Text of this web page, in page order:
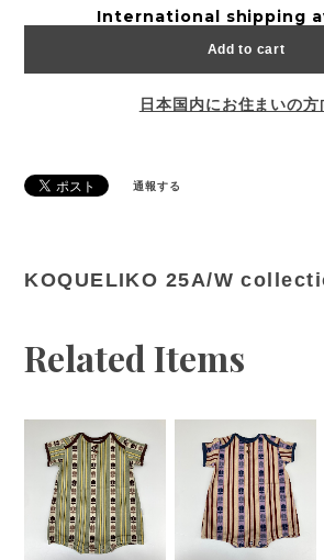
International shipping
Add to cart
日本国内にお住まいの方
通報する
KOQUELIKO 25A/W
Related Items